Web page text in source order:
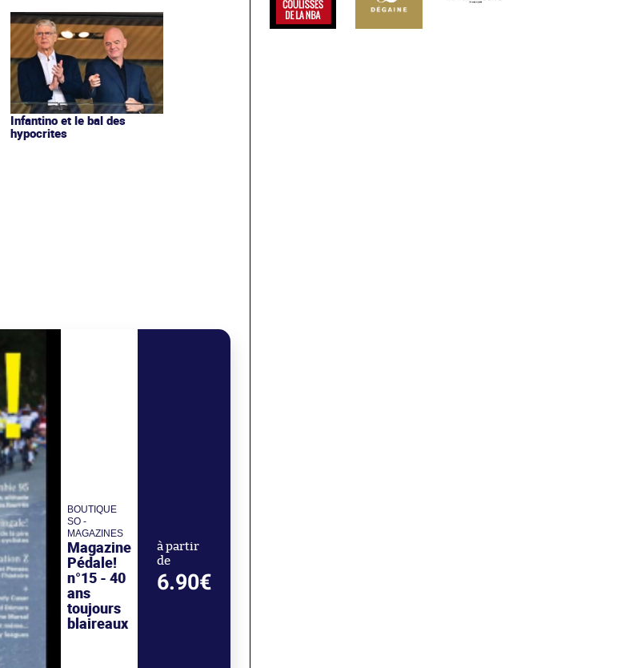
Infantino et le bal des
hypocrites
BOUTIQUE
SO -
MAGAZINES
Magazine
Pédale!
n°15 - 40
ans
toujours
blaireaux
à partir
de
6.90€